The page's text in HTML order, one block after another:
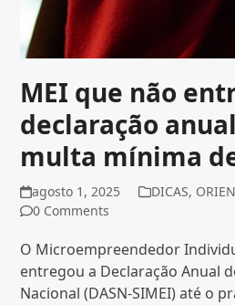
MEI que não
declaração
multa mínima
agosto 1, 2025 DICAS,
0 Comments
O Microempreendedor
entregou a Declaração Anual
Nacional (DASN-SIMEI) até o